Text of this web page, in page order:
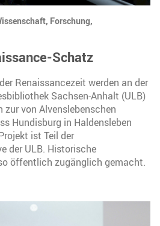
Forschung,
Schatz
Renaissancezeit werden an der
Sachsen-Anhalt (ULB)
von Alvenslebenschen
Hundisburg in Haldensleben
ist Teil der
der ULB. Historische
öffentlich zugänglich gemacht.